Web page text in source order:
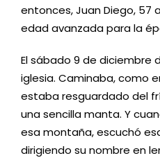
entonces, Juan Diego, 57
edad avanzada para la
El sábado 9 de diciembre
iglesia. Caminaba, como
estaba resguardado del
una sencilla manta. Y
esa montaña, escuchó
dirigiendo su nombre en